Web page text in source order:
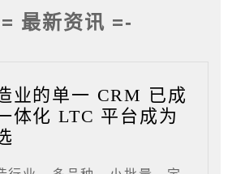
最新资讯 =-
业的单一 CRM 已成
体化 LTC 平台成为